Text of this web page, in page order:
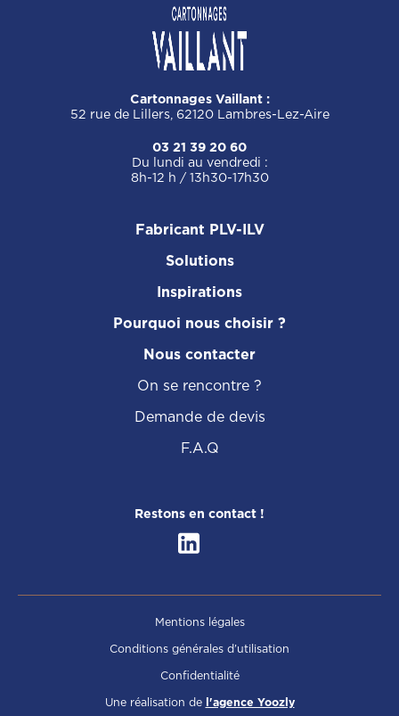
Cartonnages Vaillant :
52 rue de Lillers, 62120 Lambres-Lez-Aire
03 21 39 20 60
Du lundi au vendredi :
8h-12 h / 13h30-17h30
Fabricant PLV-ILV
Solutions
Inspirations
Pourquoi nous choisir ?
Nous contacter
On se rencontre ?
Demande de devis
F.A.Q
Restons en contact !
Mentions légales
Conditions générales d’utilisation
Confidentialité
Une réalisation de l'agence Yoozly